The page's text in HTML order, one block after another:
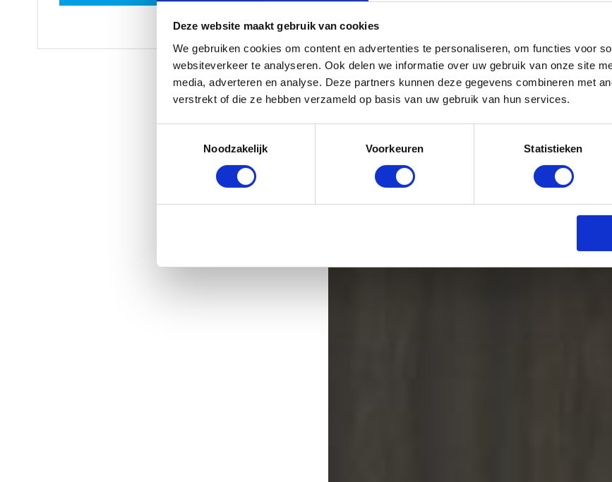
Deze website maakt gebruik van cookies
We gebruiken cookies om content en advertenties te personaliseren, om functies voor
websiteverkeer te analyseren. Ook delen we informatie over uw gebruik van onze site
media, adverteren en analyse. Deze partners kunnen deze gegevens combineren met
verstrekt of die ze hebben verzameld op basis van uw gebruik van hun services.
Noodzakelijk
Voorkeuren Statistieken